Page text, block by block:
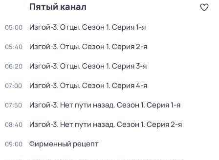
Пятый канал
05:00 Изгой-3. Отцы. Сезон 1. Серия 1-я
05:40 Изгой-3. Отцы. Сезон 1. Серия 2-я
06:20 Изгой-3. Отцы. Сезон 1. Серия 3-я
07:00 Изгой-3. Отцы. Сезон 1. Серия 4-я
07:50 Изгой-3. Нет пути назад. Сезон 1. Серия 1-я
08:40 Изгой-3. Нет пути назад. Сезон 1. Серия 2-я
09:00 Фирменный рецепт